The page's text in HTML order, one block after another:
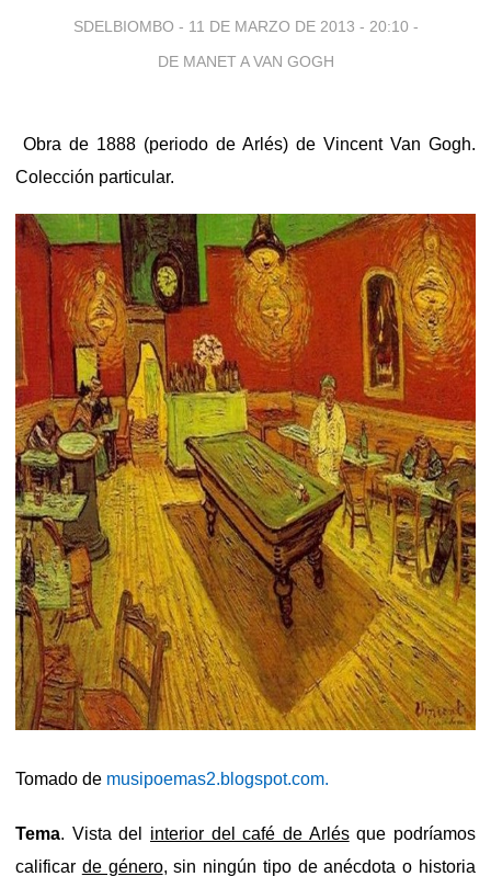
SDELBIOMBO - 11 DE MARZO DE 2013 - 20:10 -
DE MANET A VAN GOGH
Obra de 1888 (periodo de Arlés) de Vincent Van Gogh.
Colección particular.
Tomado de musipoemas2.blogspot.com.
Tema. Vista del interior del café de Arlésque podríamos
calificar de género, sin ningún tipo de anécdota o historia